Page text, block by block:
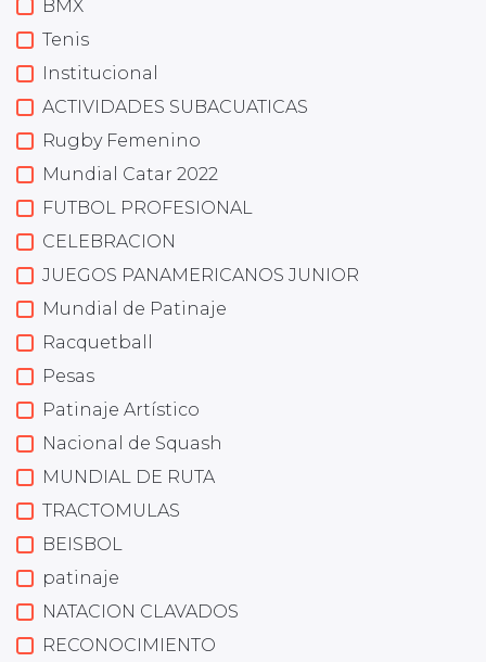
BMX
Tenis
Institucional
ACTIVIDADES SUBACUATICAS
Rugby Femenino
Mundial Catar 2022
FUTBOL PROFESIONAL
CELEBRACION
JUEGOS PANAMERICANOS JUNIOR
Mundial de Patinaje
Racquetball
Pesas
Patinaje Artístico
Nacional de Squash
MUNDIAL DE RUTA
TRACTOMULAS
BEISBOL
patinaje
NATACION CLAVADOS
RECONOCIMIENTO